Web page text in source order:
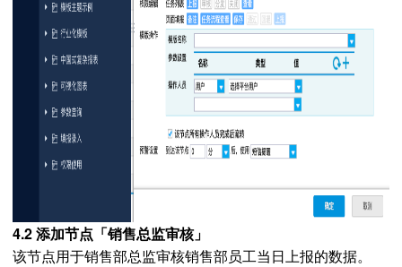
4.2 添加节点「销售总监审核」
该节点用于销售部总监审核销售部员工当日上报的数据。